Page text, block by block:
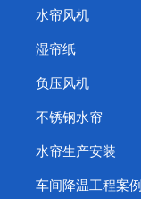
水帘风机
湿帘纸
负压风机
不锈钢水帘
水帘生产安装
车间降温工程案例